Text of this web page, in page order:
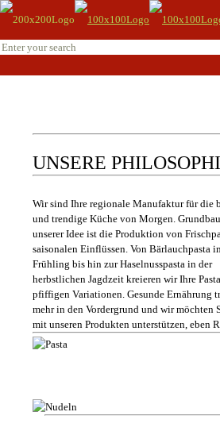
UNSERE
Wir sind Ihre regionale Manufaktur für die
und trendige Küche von Morgen.
unserer Idee ist die Produktion von
saisonalen Einflüssen. Von Bärlauchpasta
Frühling bis hin zur Haselnusspasta in der
herbstlichen Jagdzeit kreieren wir Ihre
pfiffigen Variationen. Gesunde Ernährung
mehr in den Vordergrund und wir möchten
mit unseren Produkten unterstützen, eben